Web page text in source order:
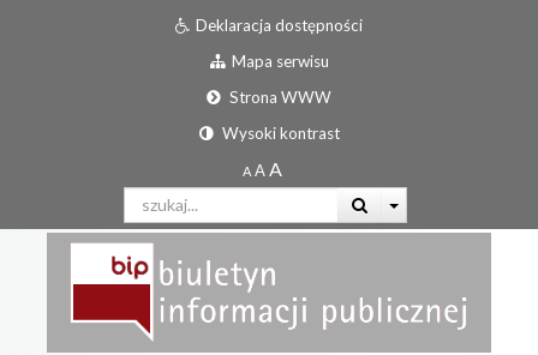
Deklaracja dostępności
Mapa serwisu
Strona WWW
Wysoki kontrast